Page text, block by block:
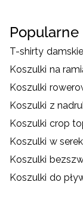
T-shirty damskie
Koszulki crop
Koszulki w